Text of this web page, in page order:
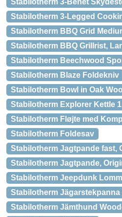
Stabilotherm 3-Benet
Stabilotherm 3-Legged
Stabilotherm BBQ Grid
Stabilotherm BBQ Grillrist,
Stabilotherm Beechwood
Stabilotherm Blaze Foldekniv
Stabilotherm Bowl in Oak
Stabilotherm Explorer Kettle
Stabilotherm Fløjte med
Stabilotherm Foldesav
Stabilotherm Jagtpande fast,
Stabilotherm Jagtpande,
Stabilotherm Jeepdunk
Stabilotherm
Stabilotherm Jämthund